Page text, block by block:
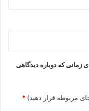
زمانی که دوباره دیدگاهی
مربوطه قرار دهید) *